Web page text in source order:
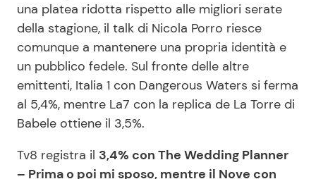
una platea ridotta rispetto alle migliori serate
della stagione, il talk di Nicola Porro riesce
comunque a mantenere una propria identità e
un pubblico fedele. Sul fronte delle altre
emittenti, Italia 1 con Dangerous Waters si ferma
al 5,4%, mentre La7 con la replica de La Torre di
Babele ottiene il 3,5%.
Tv8 registra il 3,4% con The Wedding Planner
– Prima o poi mi sposo, mentre il Nove con